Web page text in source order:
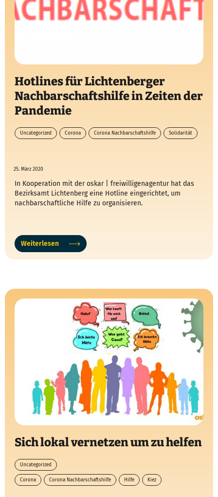
Hotlines für Lichtenberger
Nachbarschaftshilfe in Zeiten der
Pandemie
Uncategorized Corona Corona Nachbarschaftshilfe Solidarität
25. März 2020
In Kooperation mit der oskar | freiwilligenagentur hat das
Bezirksamt Lichtenberg eine Hotline eingerichtet, um
nachbarschaftliche Hilfe zu organisieren.
Weiterlesen
Sich lokal vernetzen um zu helfen
Uncategorized
Corona Corona Nachbarschaftshilfe Hilfe Kiez